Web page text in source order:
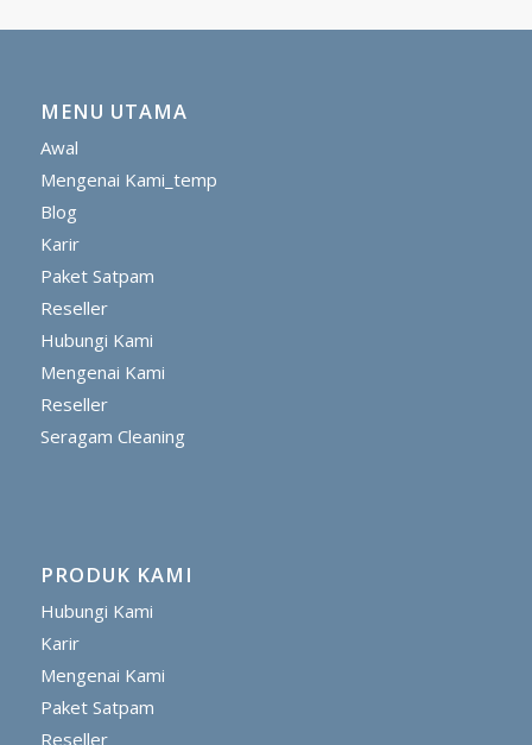
MENU UTAMA
Awal
Mengenai Kami_temp
Blog
Karir
Paket Satpam
Reseller
Hubungi Kami
Mengenai Kami
Reseller
Seragam Cleaning
PRODUK KAMI
Hubungi Kami
Karir
Mengenai Kami
Paket Satpam
Reseller